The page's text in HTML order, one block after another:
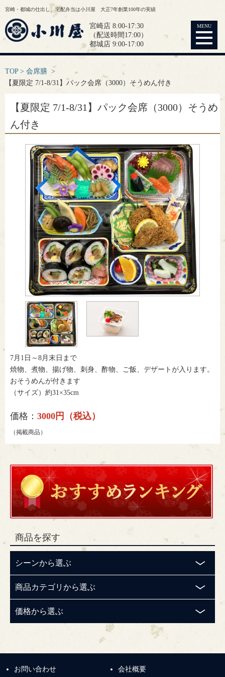
宮崎・都城の仕出し、宅配弁当は小川屋 大正7年創業100年の実績
宮崎店 8:00-17:30
（配送時間17:00）
都城店 9:00-17:00
MENU
TOP
会席膳
【夏限定 7/1-8/31】パック会席（3000）そうめん付き
【夏限定 7/1-8/31】パック会席（3000）そうめ
ん付き
7月1日～8月末日まで
焼物、煮物、揚げ物、刺身、酢物、ご飯、デザートが入ります。
おそうめんが付きます
（サイズ）約31×35cm
価格： 3000円（税込）
（掲載商品）
商品を探す
シーンから選ぶ
商品カテゴリから選ぶ
価格から選ぶ
お問い合わせ
会社概要